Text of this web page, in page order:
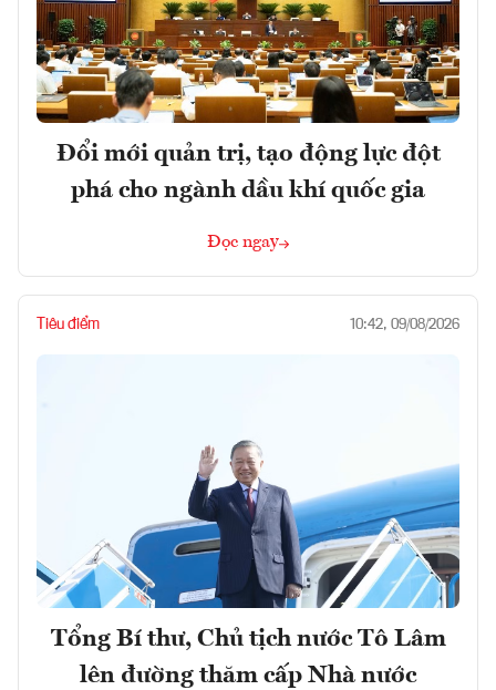
Đổi mới quản trị, tạo động lực đột
phá cho ngành dầu khí quốc gia
Đọc ngay
Tiêu điểm 10:42, 09/08/2026
Tổng Bí thư, Chủ tịch nước Tô Lâm
lên đường thăm cấp Nhà nước